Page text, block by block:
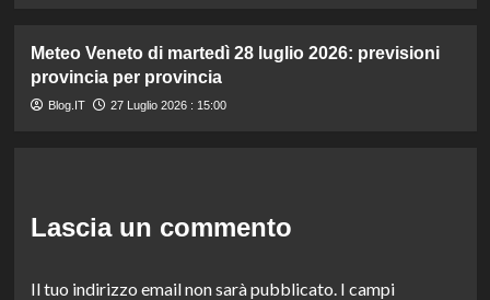
Meteo Veneto di martedì 28 luglio 2026: previsioni
provincia per provincia
Blog.IT 27 Luglio 2026 : 15:00
Lascia un commento
Il tuo indirizzo email non sarà pubblicato. I campi